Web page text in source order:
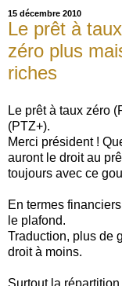
15 décembre 2010
Le prêt à
zéro plus
riches
Le prêt à taux zéro
(PTZ+).
Merci président !
auront le droit au
toujours avec ce
En termes
le plafond.
Traduction, plus de
droit à moins.
Surtout la